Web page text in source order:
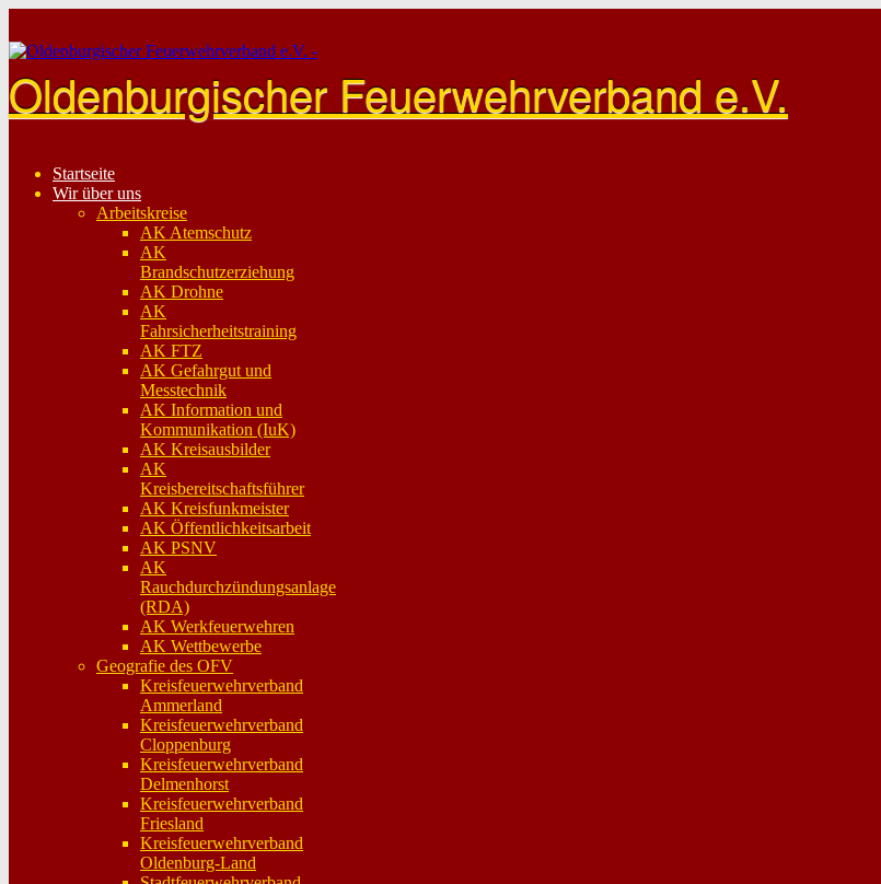
content
Oldenburgischer Feuerwehrverband e.V.
Startseite
Wir über uns
Arbeitskreise
AK Atemschutz
AK
Brandschutzerziehung
AK Drohne
AK
Fahrsicherheitstraining
AK FTZ
AK Gefahrgut und
Messtechnik
AK Information und
Kommunikation (IuK)
AK Kreisausbilder
AK
Kreisbereitschaftsführer
AK Kreisfunkmeister
AK Öffentlichkeitsarbeit
AK PSNV
AK
Rauchdurchzündungsanlage
(RDA)
AK Werkfeuerwehren
AK Wettbewerbe
Geografie des OFV
Kreisfeuerwehrverband
Ammerland
Kreisfeuerwehrverband
Cloppenburg
Kreisfeuerwehrverband
Delmenhorst
Kreisfeuerwehrverband
Friesland
Kreisfeuerwehrverband
Oldenburg-Land